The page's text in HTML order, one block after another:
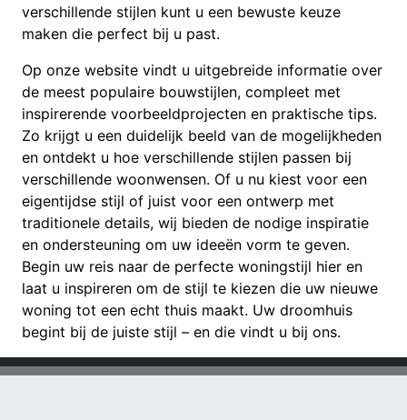
verschillende stijlen kunt u een bewuste keuze
maken die perfect bij u past.
Op onze website vindt u uitgebreide informatie over
de meest populaire bouwstijlen, compleet met
inspirerende voorbeeldprojecten en praktische tips.
Zo krijgt u een duidelijk beeld van de mogelijkheden
en ontdekt u hoe verschillende stijlen passen bij
verschillende woonwensen. Of u nu kiest voor een
eigentijdse stijl of juist voor een ontwerp met
traditionele details, wij bieden de nodige inspiratie
en ondersteuning om uw ideeën vorm te geven.
Begin uw reis naar de perfecte woningstijl hier en
laat u inspireren om de stijl te kiezen die uw nieuwe
woning tot een echt thuis maakt. Uw droomhuis
begint bij de juiste stijl – en die vindt u bij ons.